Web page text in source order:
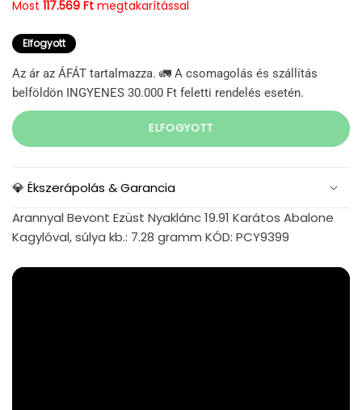
Most 117.569 Ft megtakarítással
Elfogyott
Az ár az ÁFÁT tartalmazza. 🚛 A csomagolás és szállítás
belföldön INGYENES 30.000 Ft feletti rendelés esetén.
ELFOGYOTT
💎 Ékszerápolás & Garancia
Arannyal Bevont Ezüst Nyaklánc 19.91 Karátos Abalone
Kagylóval, súlya kb.: 7.28 gramm KÓD: PCY9399